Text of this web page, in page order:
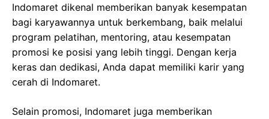
Indomaret dikenal memberikan banyak kesempatan
bagi karyawannya untuk berkembang, baik melalui
program pelatihan, mentoring, atau kesempatan
promosi ke posisi yang lebih tinggi. Dengan kerja
keras dan dedikasi, Anda dapat memiliki karir yang
cerah di Indomaret.
Selain promosi, Indomaret juga memberikan